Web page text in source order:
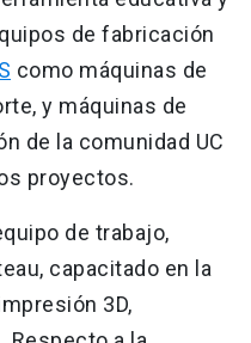
de fabricación
como máquinas de
y máquinas de
de la comunidad UC
proyectos.
de trabajo,
capacitado en la
3D,